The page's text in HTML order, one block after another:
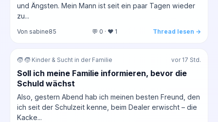
und Ängsten. Mein Mann ist seit ein paar Tagen wieder
zu...
Von sabine85 💬 0 · ❤️ 1 Thread lesen →
🧒 🧒 Kinder & Sucht in der Familie vor 17 Std.
Soll ich meine Familie informieren, bevor die
Schuld wächst
Also, gestern Abend hab ich meinen besten Freund, den
ich seit der Schulzeit kenne, beim Dealer erwischt – die
Kacke...